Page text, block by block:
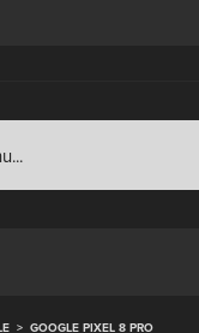
> GOOGLE PIXEL 8 PRO